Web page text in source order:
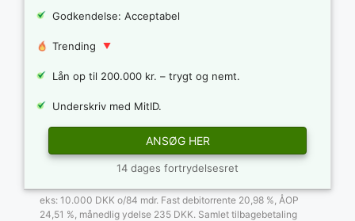
Godkendelse: Acceptabel
Trending
Lån op til 200.000 kr. – trygt og nemt.
Underskriv med MitID.
ANSØG HER
14 dages fortrydelsesret
eks: 10.000 DKK o/84 mdr. Fast debitorrente 20,98 %, ÅOP
24,51 %, månedlig ydelse 235 DKK. Samlet tilbagebetaling